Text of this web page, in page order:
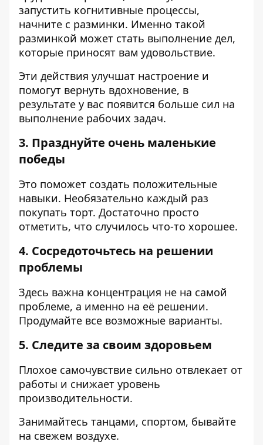
запустить когнитивные процессы,
начните с разминки. Именно такой
разминкой может стать выполнение дел,
которые приносят вам удовольствие.
Эти действия улучшат настроение и
помогут вернуть вдохновение, в
результате у вас появится больше сил на
выполнение рабочих задач.
3. Празднуйте очень маленькие
победы
Это поможет создать положительные
навыки. Необязательно каждый раз
покупать торт. Достаточно просто
отметить, что случилось что-то хорошее.
4. Сосредоточьтесь на решении
проблемы
Здесь важна концентрация не на самой
проблеме, а именно на её решении.
Продумайте все возможные варианты.
5. Следите за своим здоровьем
Плохое самочувствие сильно отвлекает от
работы и снижает уровень
производительности.
Занимайтесь танцами, спортом, бывайте
на свежем воздухе.